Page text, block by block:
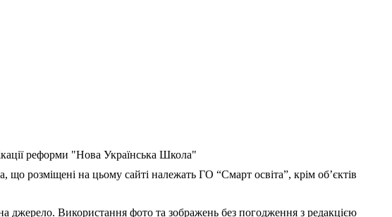
реформи "Нова Українська Школа"
що розміщені на цьому сайті належать ГО “Смарт освіта”, крім об’єктів
джерело. Використання фото та зображень без погодження з редакцією